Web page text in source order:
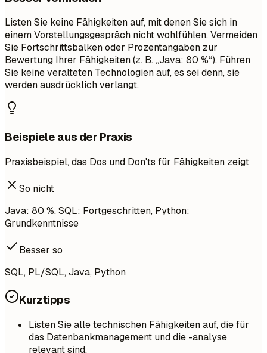
Listen Sie keine Fähigkeiten auf, mit denen Sie sich in
einem Vorstellungsgespräch nicht wohlfühlen. Vermeiden
Sie Fortschrittsbalken oder Prozentangaben zur
Bewertung Ihrer Fähigkeiten (z. B. „Java: 80 %“). Führen
Sie keine veralteten Technologien auf, es sei denn, sie
werden ausdrücklich verlangt.
Beispiele aus der Praxis
Praxisbeispiel, das Dos und Don'ts für Fähigkeiten zeigt
So nicht
Java: 80 %, SQL: Fortgeschritten, Python:
Grundkenntnisse
Besser so
SQL, PL/SQL, Java, Python
Kurztipps
Listen Sie alle technischen Fähigkeiten auf, die für
das Datenbankmanagement und die -analyse
relevant sind.